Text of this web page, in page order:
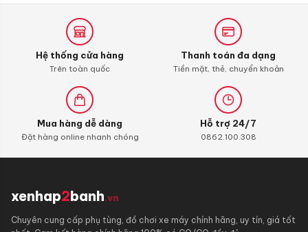
Hệ thống cửa hàng
Trên toàn quốc
Thanh toán đa dạng
Tiền mặt, thẻ, chuyển khoản
Mua hàng dễ dàng
Đặt hàng online nhanh chóng
Hỗ trợ 24/7
0862.100.308
xenhap2banh.vn
Chuyên cung cấp phụ tùng, đồ chơi xe máy chính hãng, uy tín, giá tốt